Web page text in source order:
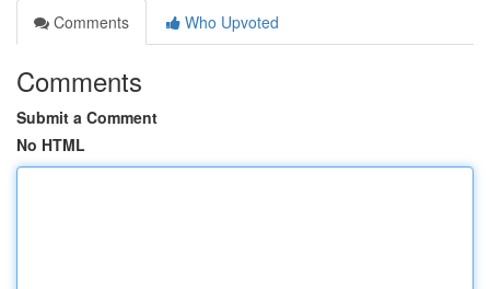
Comments
Who Upvoted
Comments
Submit a Comment
No HTML